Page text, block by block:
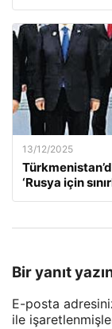
13/12/2025
‘Rusya için
Bir yanıt
E-posta
ile